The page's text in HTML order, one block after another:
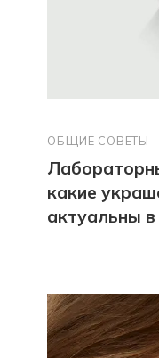
ОБЩИЕ СОВЕТЫ
какие
актуальны